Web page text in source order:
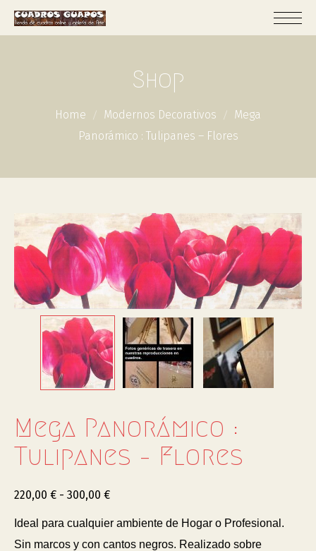
Shop
Home Modernos Decorativos
Mega
Panorámico : Tulipanes – Flores
Mega Panorámico :
Tulipanes – Flores
220,00 € - 300,00 €
Ideal para cualquier ambiente de Hogar o Profesional.
Sin marcos y con cantos negros. Realizado sobre